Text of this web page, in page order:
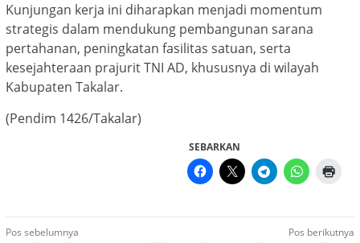
Kunjungan kerja ini diharapkan menjadi momentum
strategis dalam mendukung pembangunan sarana
pertahanan, peningkatan fasilitas satuan, serta
kesejahteraan prajurit TNI AD, khususnya di wilayah
Kabupaten Takalar.
(Pendim 1426/Takalar)
SEBARKAN
Navigasi
Pos sebelumnya
Pos berikutnya